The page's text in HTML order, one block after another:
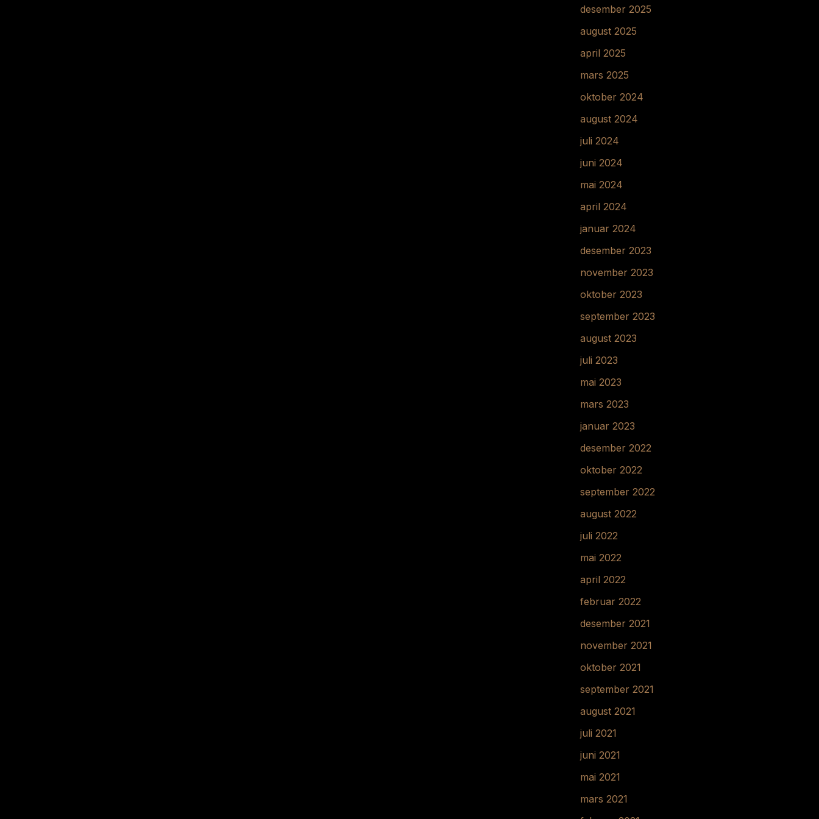
desember 2025
august 2025
april 2025
mars 2025
oktober 2024
august 2024
juli 2024
juni 2024
mai 2024
april 2024
januar 2024
desember 2023
november 2023
oktober 2023
september 2023
august 2023
juli 2023
mai 2023
mars 2023
januar 2023
desember 2022
oktober 2022
september 2022
august 2022
juli 2022
mai 2022
april 2022
februar 2022
desember 2021
november 2021
oktober 2021
september 2021
august 2021
juli 2021
juni 2021
mai 2021
mars 2021